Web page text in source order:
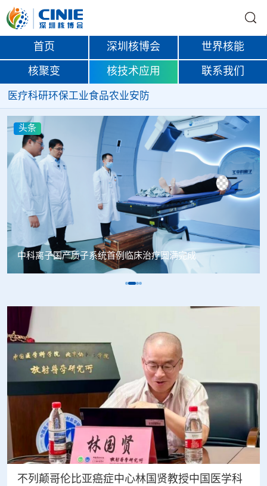
首页 深圳核博会 世界核能
核聚变 核技术应用 联系我们
医疗科研环保工业食品农业安防
头条
韩国忠清北道上半年农水产品放射性检测结果达标
不列颠哥伦比亚癌症中心林国贤教授中国医学科